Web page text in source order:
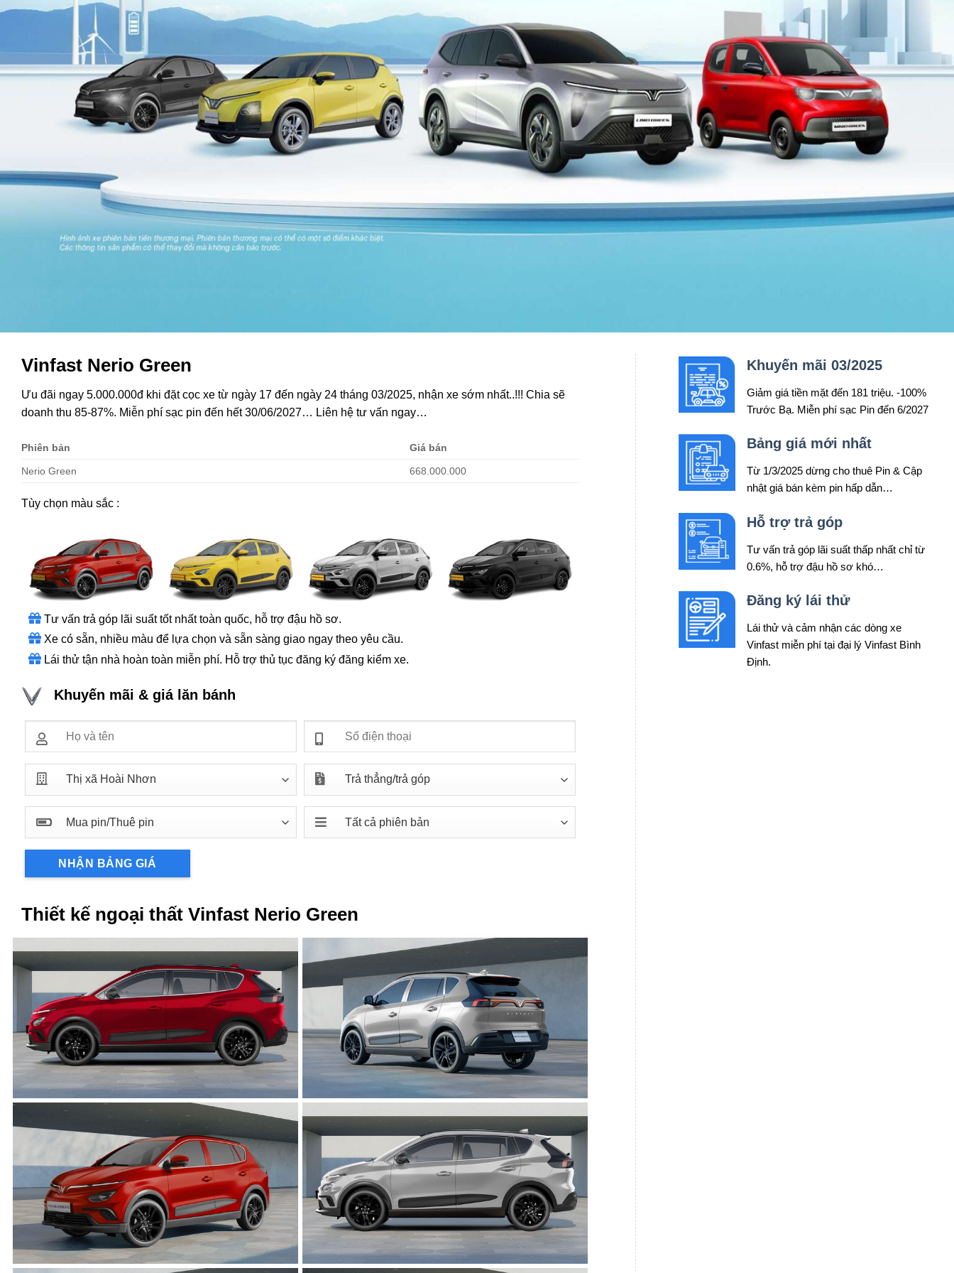
Vinfast Nerio Green
Ưu đãi ngay 5.000.000đ khi đặt cọc xe từ ngày 17 đến ngày 24 tháng 03/2025, nhận xe sớm nhất..!!! Chia sẽ
doanh thu 85-87%. Miễn phí sạc pin đến hết 30/06/2027… Liên hệ tư vấn ngay…
Phiên bản Giá bán
Nerio Green 668.000.000
Tùy chọn màu sắc :
Tư vấn trả góp lãi suất tốt nhất toàn quốc, hỗ trợ đậu hồ sơ.
Xe có sẵn, nhiều màu để lựa chọn và sẵn sàng giao ngay theo yêu cầu.
Lái thử tận nhà hoàn toàn miễn phí. Hỗ trợ thủ tục đăng ký đăng kiểm xe.
Khuyến mãi & giá lăn bánh
Thiết kế ngoại thất Vinfast Nerio Green
Khuyến mãi 03/2025
Giảm giá tiền mặt đến 181 triệu. -100%
Trước Bạ. Miễn phí sạc Pin đến 6/2027
Bảng giá mới nhất
Từ 1/3/2025 dừng cho thuê Pin & Cập
nhật giá bán kèm pin hấp dẫn…
Hỗ trợ trả góp
Tư vấn trả góp lãi suất thấp nhất chỉ từ
0.6%, hỗ trợ đậu hồ sơ khó…
Đăng ký lái thử
Lái thử và cảm nhận các dòng xe
Vinfast miễn phí tại đại lý Vinfast Bình
Định.